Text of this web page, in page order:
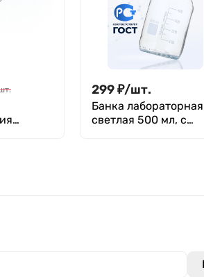
299 ₽/шт.
Банка лабораторная
светлая 500 мл, с